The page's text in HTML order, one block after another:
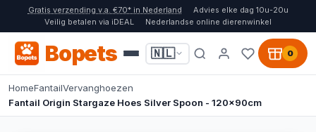
Gratis verzending v.a. €70* in Nederland
Advies elke dag 10u-20u
Veilig betalen via iDEAL
Nederlandse online dierenwinkel
Bopets 🇳🇱 0
HomeFantailVervanghoezen
Fantail Origin Stargaze Hoes Silver Spoon - 120x90cm